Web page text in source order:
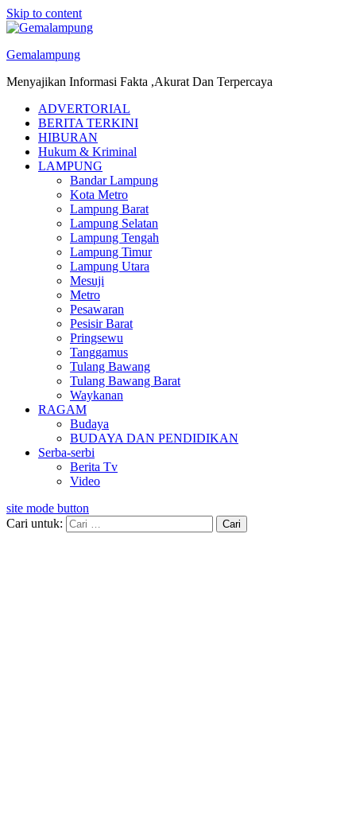
Skip to content
Gemalampung
Menyajikan Informasi Fakta ,Akurat Dan Terpercaya
ADVERTORIAL
BERITA TERKINI
HIBURAN
Hukum & Kriminal
LAMPUNG
Bandar Lampung
Kota Metro
Lampung Barat
Lampung Selatan
Lampung Tengah
Lampung Timur
Lampung Utara
Mesuji
Metro
Pesawaran
Pesisir Barat
Pringsewu
Tanggamus
Tulang Bawang
Tulang Bawang Barat
Waykanan
RAGAM
Budaya
BUDAYA DAN PENDIDIKAN
Serba-serbi
Berita Tv
Video
site mode button
Cari untuk: